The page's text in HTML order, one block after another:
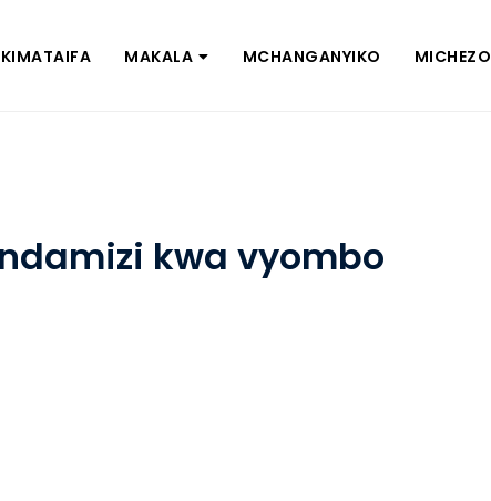
KIMATAIFA MAKALA MCHANGANYIKO MICHEZO
kwa vyombo